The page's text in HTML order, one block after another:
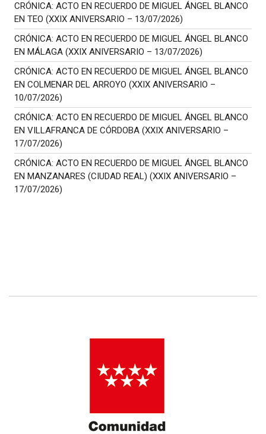
CRÓNICA: ACTO EN RECUERDO DE MIGUEL ÁNGEL BLANCO
EN TEO (XXIX ANIVERSARIO – 13/07/2026)
CRÓNICA: ACTO EN RECUERDO DE MIGUEL ÁNGEL BLANCO
EN MÁLAGA (XXIX ANIVERSARIO – 13/07/2026)
CRÓNICA: ACTO EN RECUERDO DE MIGUEL ÁNGEL BLANCO
EN COLMENAR DEL ARROYO (XXIX ANIVERSARIO –
10/07/2026)
CRÓNICA: ACTO EN RECUERDO DE MIGUEL ÁNGEL BLANCO
EN VILLAFRANCA DE CÓRDOBA (XXIX ANIVERSARIO –
17/07/2026)
CRÓNICA: ACTO EN RECUERDO DE MIGUEL ÁNGEL BLANCO
EN MANZANARES (CIUDAD REAL) (XXIX ANIVERSARIO –
17/07/2026)